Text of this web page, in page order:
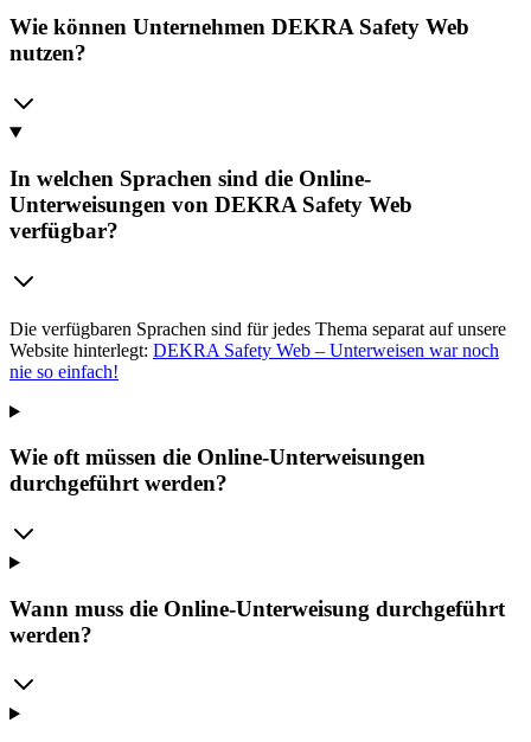
Wie können Unternehmen DEKRA Safety Web
nutzen?
In welchen Sprachen sind die Online-
Unterweisungen von DEKRA Safety Web
verfügbar?
Die verfügbaren Sprachen sind für jedes Thema separat auf unsere
Website hinterlegt: DEKRA Safety Web – Unterweisen war noch
nie so einfach!
Wie oft müssen die Online-Unterweisungen
durchgeführt werden?
Wann muss die Online-Unterweisung durchgeführt
werden?